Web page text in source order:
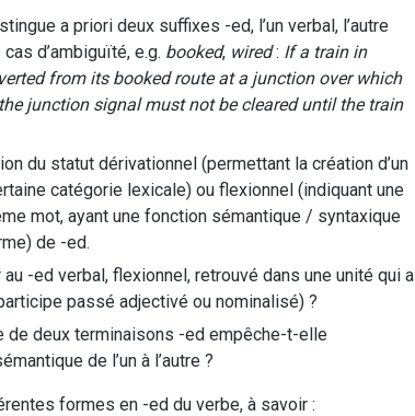
a priori deux suffixes -ed, l’un verbal, l’autre
d’ambiguïté, e.g. booked, wired: If a train in
from its booked route at a junction over which
junction signal must not be cleared until the train
du statut dérivationnel (permettant la création d’un
catégorie lexicale) ou flexionnel (indiquant une
mot, ayant une fonction sémantique / syntaxique
de -ed.
-ed verbal, flexionnel, retrouvé dans une unité qui a
passé adjectivé ou nominalisé) ?
de deux terminaisons -ed empêche-t-elle
de l’un à l’autre ?
formes en -ed du verbe, à savoir :